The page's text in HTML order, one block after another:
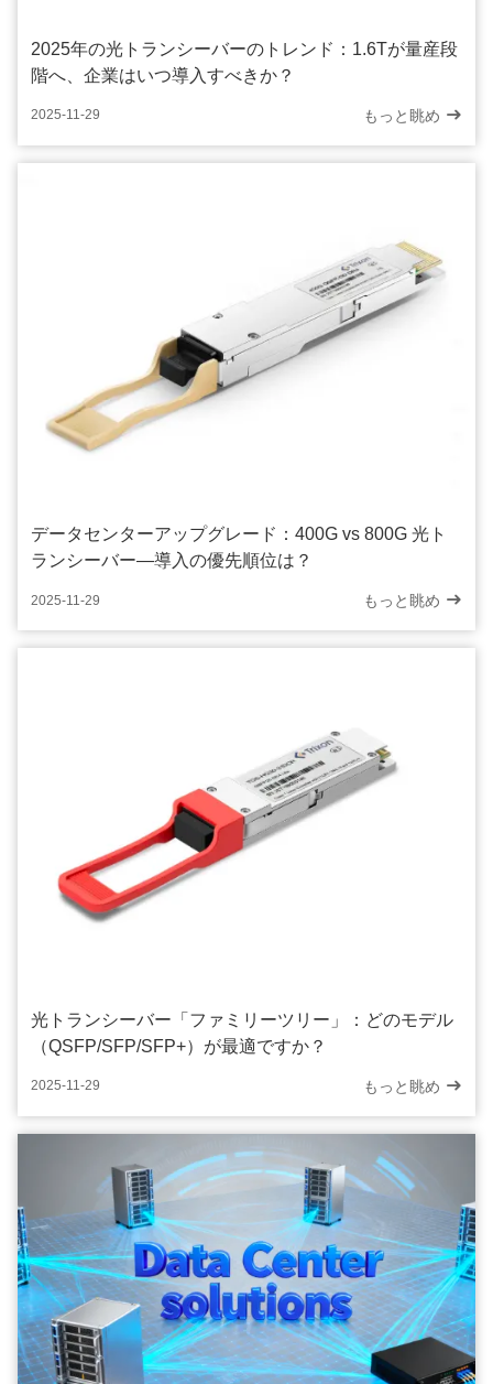
2025年の光トランシーバーのトレンド：1.6Tが量産段
階へ、企業はいつ導入すべきか？
2025-11-29 もっと眺め
データセンターアップグレード：400G vs 800G 光ト
ランシーバー—導入の優先順位は？
2025-11-29 もっと眺め
光トランシーバー「ファミリーツリー」：どのモデル
（QSFP/SFP/SFP+）が最適ですか？
2025-11-29 もっと眺め